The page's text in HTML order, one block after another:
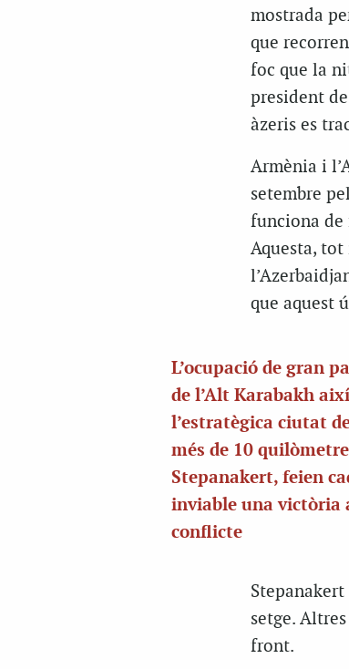
mostrada
que
foc que la
president
àzeris es
Armènia i
setembre
funciona de
Aquesta,
que aquest
L’ocupació de gran
de l’Alt Karabakh
l’estratègica ciutat
més de 10
Stepanakert, feien
inviable una victòria
conflicte
setge.
front.